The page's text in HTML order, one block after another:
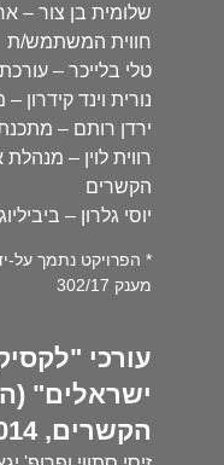
שלומית בן צור –
חווית המשתמש/ת
טלי בלייכר –
נורית וינד קידרון
ירדן רותם – מתכנת (ב-
רווית לוין –
הקשרים
יוסי גלרון –
* הפרויקט נתמך על-
מענק 302/17
עורכי
ישראלים"
הקשרים, 2014):